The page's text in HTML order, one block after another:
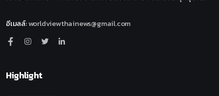
อีเมลล์:worldviewthainews@gmail.com
Highlight